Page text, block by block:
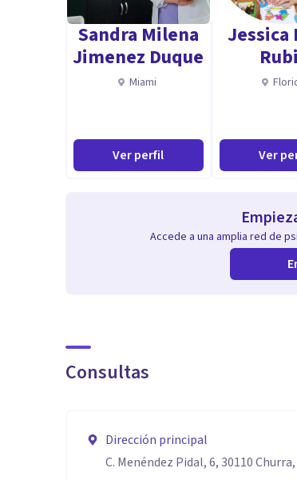
Directora de LUZ ' ON Centro de Psicología.
Sandra Milena
Jimenez Duque
Miami
Ver perfil
Jessica
Ver
Accede a una amplia red de
Consultas
Dirección principal
C. Menéndez Pidal, 6, 30110